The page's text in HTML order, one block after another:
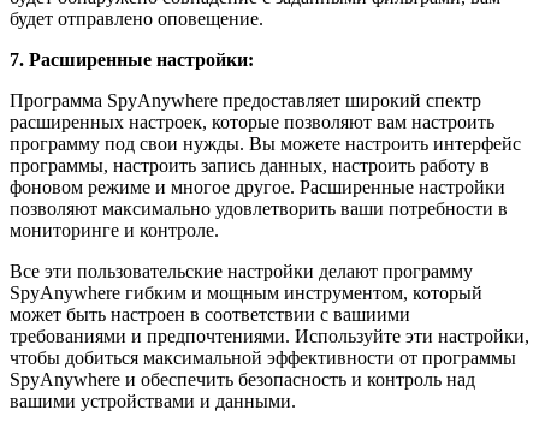
будет отправлено оповещение.
7. Расширенные настройки:
Программа SpyAnywhere предоставляет широкий спектр
расширенных настроек, которые позволяют вам настроить
программу под свои нужды. Вы можете настроить интерфейс
программы, настроить запись данных, настроить работу в
фоновом режиме и многое другое. Расширенные настройки
позволяют максимально удовлетворить ваши потребности в
мониторинге и контроле.
Все эти пользовательские настройки делают программу
SpyAnywhere гибким и мощным инструментом, который
может быть настроен в соответствии с вашиими
требованиями и предпочтениями. Используйте эти настройки,
чтобы добиться максимальной эффективности от программы
SpyAnywhere и обеспечить безопасность и контроль над
вашими устройствами и данными.